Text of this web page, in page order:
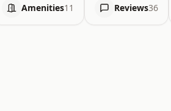
Amenities11 Reviews36